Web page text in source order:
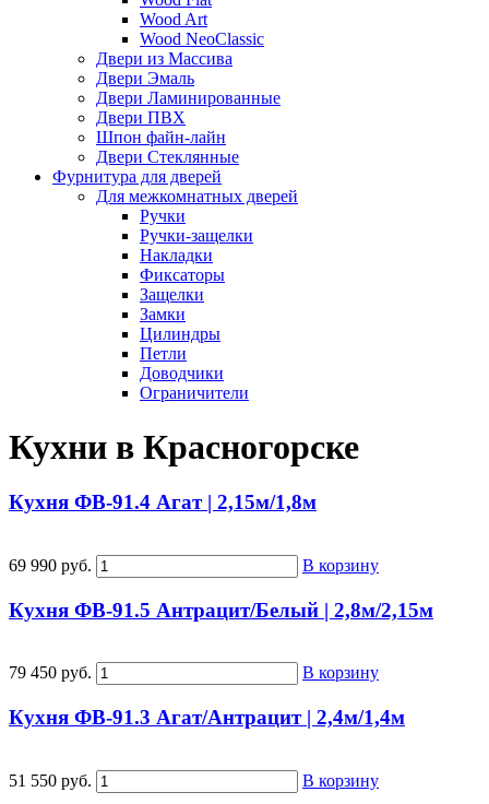
Wood Art
Wood NeoClassic
Двери из Массива
Двери Эмаль
Двери Ламинированные
Двери ПВХ
Шпон файн-лайн
Двери Стеклянные
Фурнитура для дверей
Для межкомнатных дверей
Ручки
Ручки-защелки
Накладки
Фиксаторы
Защелки
Замки
Цилиндры
Петли
Доводчики
Ограничители
Кухни в Красногорске
Кухня ФВ-91.4 Агат | 2,15м/1,8м
69 990 руб. В корзину
Кухня ФВ-91.5 Антрацит/Белый | 2,8м/2,15м
79 450 руб. В корзину
Кухня ФВ-91.3 Агат/Антрацит | 2,4м/1,4м
51 550 руб. В корзину